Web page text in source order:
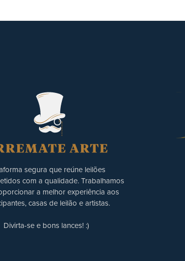
segura que reúne leilões
com a qualidade. Trabalhamos
a melhor experiência aos
casas de leilão e artistas.
Divirta-se e bons lances! :)